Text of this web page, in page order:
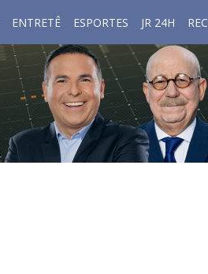
ENTRETÊ ESPORTES JR 24H